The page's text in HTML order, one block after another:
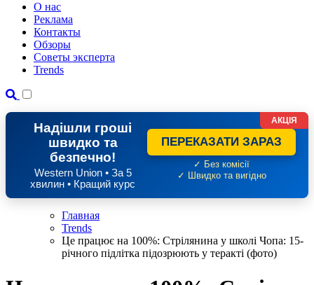
О нас
Реклама
Контакты
Обзоры
Советы эксперта
Trends
Надішли гроші
швидко та
безпечно!
Western Union • За 5
хвилин • Кращий курс
ПЕРЕКАЗАТИ ЗАРАЗ
✓ Без комісії
✓ Швидко та вигідно
АКЦІЯ
Главная
Trends
Це працює на 100%: Стрілянина у школі Чопа: 15-
річного підлітка підозрюють у теракті (фото)